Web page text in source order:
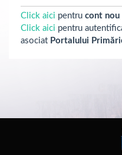
Click aici pentru cont nou
Click aici pentru
asociat Portalului